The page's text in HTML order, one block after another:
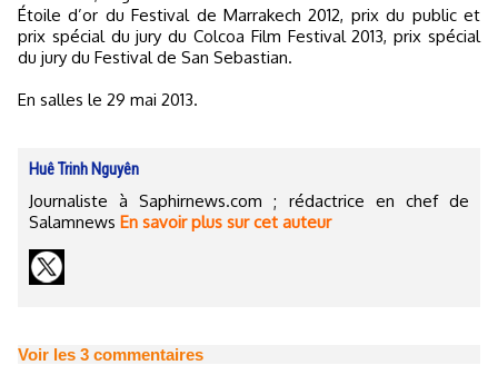
Étoile d’or du Festival de Marrakech 2012, prix du public et
prix spécial du jury du Colcoa Film Festival 2013, prix spécial
du jury du Festival de San Sebastian.
En salles le 29 mai 2013.
Huê Trinh Nguyên
Journaliste à Saphirnews.com ; rédactrice en chef de
Salamnews En savoir plus sur cet auteur
Voir les 3 commentaires